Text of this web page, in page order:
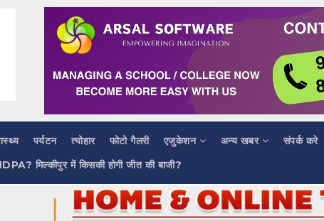
पर्यटन त्योहार फोटो गैलरी एजुकेशन अन्य खबर
संपर्क करे
मिल्कीपुर में किसकी होगी जीत की बाजी?